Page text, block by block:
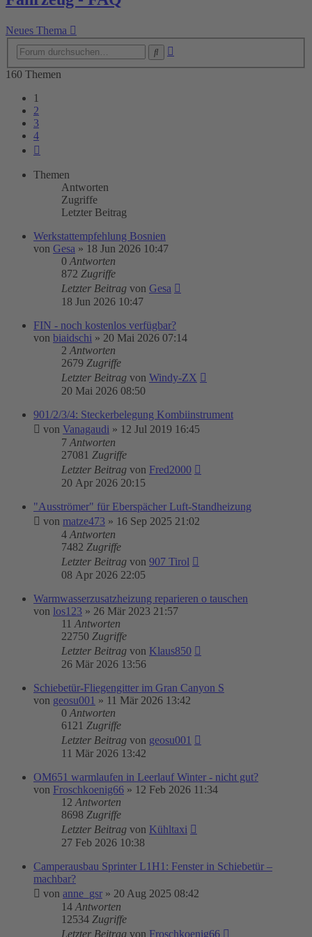
Neues Thema
160 Themen
1
2
3
4
Themen
Antworten
Zugriffe
Letzter Beitrag
Werkstattempfehlung Bosnien
von Gesa » 18 Jun 2026 10:47
0 Antworten
872 Zugriffe
Letzter Beitrag von Gesa
18 Jun 2026 10:47
FIN - noch kostenlos verfügbar?
von biaidschi » 20 Mai 2026 07:14
2 Antworten
2679 Zugriffe
Letzter Beitrag von Windy-ZX
20 Mai 2026 08:50
901/2/3/4: Steckerbelegung Kombiinstrument
von Vanagaudi » 12 Jul 2019 16:45
7 Antworten
27081 Zugriffe
Letzter Beitrag von Fred2000
20 Apr 2026 20:15
"Ausströmer" für Eberspächer Luft-Standheizung
von matze473 » 16 Sep 2025 21:02
4 Antworten
7482 Zugriffe
Letzter Beitrag von 907 Tirol
08 Apr 2026 22:05
Warmwasserzusatzheizung reparieren o tauschen
von los123 » 26 Mär 2023 21:57
11 Antworten
22750 Zugriffe
Letzter Beitrag von Klaus850
26 Mär 2026 13:56
Schiebetür-Fliegengitter im Gran Canyon S
von geosu001 » 11 Mär 2026 13:42
0 Antworten
6121 Zugriffe
Letzter Beitrag von geosu001
11 Mär 2026 13:42
OM651 warmlaufen in Leerlauf Winter - nicht gut?
von Froschkoenig66 » 12 Feb 2026 11:34
12 Antworten
8698 Zugriffe
Letzter Beitrag von Kühltaxi
27 Feb 2026 10:38
Camperausbau Sprinter L1H1: Fenster in Schiebetür –
machbar?
von anne_gsr » 20 Aug 2025 08:42
14 Antworten
12534 Zugriffe
Letzter Beitrag von Froschkoenig66